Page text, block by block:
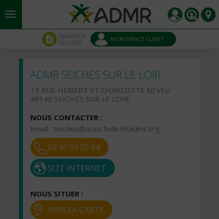
Aller au contenu principal
DEMANDE
DE DEVIS MON ESPACE CLIENT
ADMR SEICHES SUR LE LOIR
15 RUE HUBERT ET CHARLOTTE NEVEU
49140 SEICHES SUR LE LOIR
NOUS CONTACTER :
Email : seiches@asso.fede49.admr.org
02 41 33 55 84
SITE INTERNET
NOUS SITUER :
VOIR LA CARTE
Panneau de gestion des cookies